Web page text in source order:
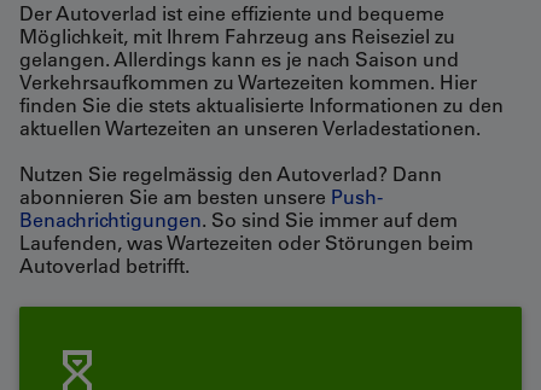
Der Autoverlad ist eine effiziente und bequeme
Möglichkeit, mit Ihrem Fahrzeug ans Reiseziel zu
gelangen. Allerdings kann es je nach Saison und
Verkehrsaufkommen zu Wartezeiten kommen. Hier
finden Sie die stets aktualisierte Informationen zu den
aktuellen Wartezeiten an unseren Verladestationen.
Nutzen Sie regelmässig den Autoverlad? Dann
abonnieren Sie am besten unsere Push-
Benachrichtigungen. So sind Sie immer auf dem
Laufenden, was Wartezeiten oder Störungen beim
Autoverlad betrifft.